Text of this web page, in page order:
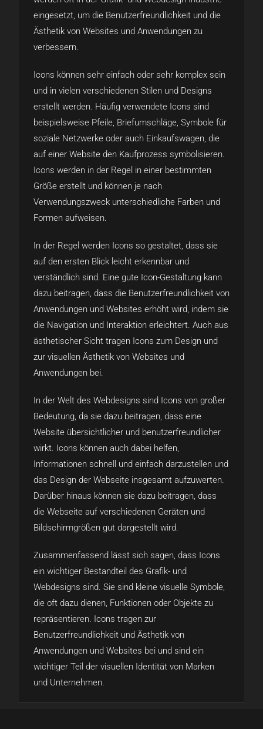
eingesetzt, um die Benutzerfreundlichkeit und die
Ästhetik von Websites und Anwendungen zu
verbessern.
Icons können sehr einfach oder sehr komplex sein
und in vielen verschiedenen Stilen und Designs
erstellt werden. Häufig verwendete Icons sind
beispielsweise Pfeile, Briefumschläge, Symbole für
soziale Netzwerke oder auch Einkaufswagen, die
auf einer Website den Kaufprozess symbolisieren.
Icons werden in der Regel in einer bestimmten
Größe erstellt und können je nach
Verwendungszweck unterschiedliche Farben und
Formen aufweisen.
In der Regel werden Icons so gestaltet, dass sie
auf den ersten Blick leicht erkennbar und
verständlich sind. Eine gute Icon-Gestaltung kann
dazu beitragen, dass die Benutzerfreundlichkeit von
Anwendungen und Websites erhöht wird, indem sie
die Navigation und Interaktion erleichtert. Auch aus
ästhetischer Sicht tragen Icons zum Design und
zur visuellen Ästhetik von Websites und
Anwendungen bei.
In der Welt des Webdesigns sind Icons von großer
Bedeutung, da sie dazu beitragen, dass eine
Website übersichtlicher und benutzerfreundlicher
wirkt. Icons können auch dabei helfen,
Informationen schnell und einfach darzustellen und
das Design der Webseite insgesamt aufzuwerten.
Darüber hinaus können sie dazu beitragen, dass
die Webseite auf verschiedenen Geräten und
Bildschirmgrößen gut dargestellt wird.
Zusammenfassend lässt sich sagen, dass Icons
ein wichtiger Bestandteil des Grafik- und
Webdesigns sind. Sie sind kleine visuelle Symbole,
die oft dazu dienen, Funktionen oder Objekte zu
repräsentieren. Icons tragen zur
Benutzerfreundlichkeit und Ästhetik von
Anwendungen und Websites bei und sind ein
wichtiger Teil der visuellen Identität von Marken
und Unternehmen.